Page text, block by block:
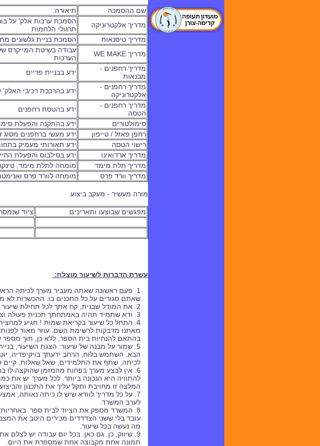
שם ההסמכה
תיאורה:
מדריך אלקטרוניקה
הסמכת ערכות אלק' על
תרגולי הלחמות
מדריך טיסנאות
הסמכת בניית גלשונים
מדריך WE MAKE
עבודה בשיטת המייקרס
הערכות
מדריך רחפנים -
מבנאות
ידע בבניית פריים
מדריך רחפנים -
אלקטרוניקה
ידע בהרכבת רכיבי האלק'
מדריך רחפנים -
הטסה
ידע בהטסת רחפנים
סימולטורים
ידע בהתקנה והפעלת
רחפן פאזל / טייפון
ידע מעשי ברחפנים מסוג
רישוי הטסה
ידע תאורותי מעמיק
מדריך ארדואינו
ידע בסילבוס והפעלת
מדריך תלת מימד
מומחה לתלת מימד,
מדריך וורד פרס
מומחה לוורד פרס
מורה מעשיר - מעקב ביצוע
מפגשים שבוצעו ותאריכים ציוד
עשרת הדברות לשיעור מוצלח:
1. פעם ראשונה שאתה מעביר מערך לכיתה
שאתם סגורים על כל התכנים בו. ההכשרות לא
2. את המודל שבנית, קח אתך לכל תחילת שיעור - להצגת הפעילות. תמונה שווה אלף מילים, תחשוב כמה מודל שווה.
3. ודא שתמיד תהיה באמתחתך תכנית פעולה וציוד נגיש למערך נוסף. אין לדעת מה ישתבש.
4. התחל כל שיעור בקריאת שמות ! תגיע
מאתנו מדבקות לרשימת השם. עוזר מאוד
בהתאם להנחיות בית הספר, ללא כן, תוך מספר
5. שמור על מבנה של שיעור: הצגת השיעור, בנייה
הבא. השתמש בלוח, הרחב ידעתך בויקיפדיה,
לכיתה, שתף את התלמידים, שאל שאלות, קיים
6. אין לבצע מערך בפחות מהמזמן שהוקצה לו
להתוויה היא הנכונה ביותר. לכל מערך יש את
המלצה זו מחויבת ותקל עליך את התכנון
7. על כל מדריך לוודא שיש לו כיתה נאותה,
לערב המשרד.
8. המשרד מספק את הציוד לבית ספר.
עובד בלי ששני הצדדדים מכירים היטב את
מה נעשה בכל שיעור.
9. שיווק, כן. גם כאן. בכל יום עבודה יש
תמונה אחת מקבוצה אחת שמספרת את היום.